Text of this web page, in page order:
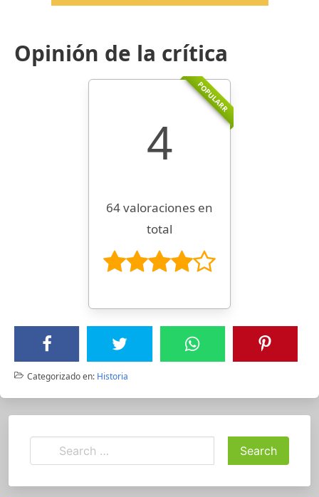
Opinión de la crítica
POPULARR
4
64 valoraciones en
total
Categorizado en: Historia